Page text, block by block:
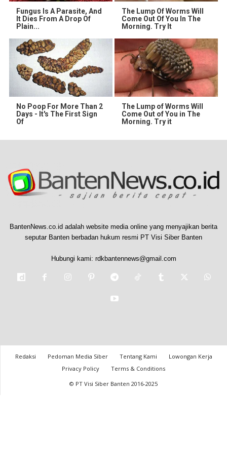
Fungus Is A Parasite, And
It Dies From A Drop Of
Plain...
The Lump Of Worms Will
Come Out Of You In The
Morning. Try It
No Poop For More Than 2
Days - It's The First Sign
Of
The Lump of Worms Will
Come Out of You in The
Morning. Try it
BantenNews.co.id adalah website media online yang menyajikan berita
seputar Banten berbadan hukum resmi PT Visi Siber Banten
Hubungi kami: rdkbantennews@gmail.com
Redaksi Pedoman Media Siber Tentang Kami
Lowongan Kerja
Privacy Policy
Terms & Conditions
© PT Visi Siber Banten 2016-2025